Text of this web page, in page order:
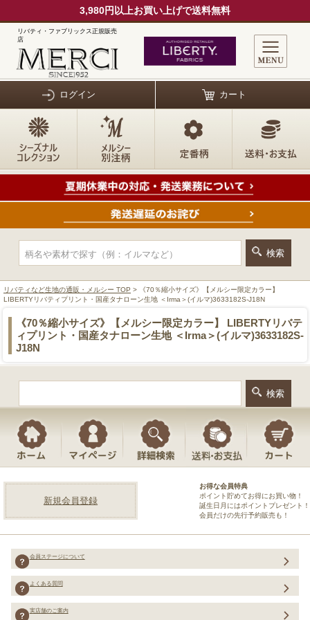
3,980円以上お買い上げで送料無料
リバティ・ファブリックス正規販売
店
ログイン カート
リバティなど生地の通販・メルシー TOP > 《70％縮小サイズ》【メルシー限定カラー】
LIBERTYリバティプリント・国産タナローン生地 ＜Irma＞(イルマ)3633182S-J18N
《70％縮小サイズ》【メルシー限定カラー】 LIBERTYリバテ
ィプリント・国産タナローン生地 ＜Irma＞(イルマ)3633182S-
J18N
新規会員登録
お得な会員特典
ポイント貯めてお得にお買い物！
誕生日月にはポイントプレゼント！
会員だけの先行予約販売も！
会員ステージについて
よくある質問
実店舗のご案内